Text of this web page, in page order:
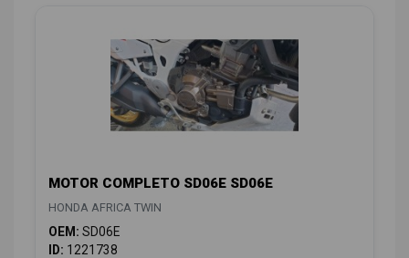
MOTOR COMPLETO SD06E SD06E
HONDA AFRICA TWIN
OEM: SD06E
ID: 1221738